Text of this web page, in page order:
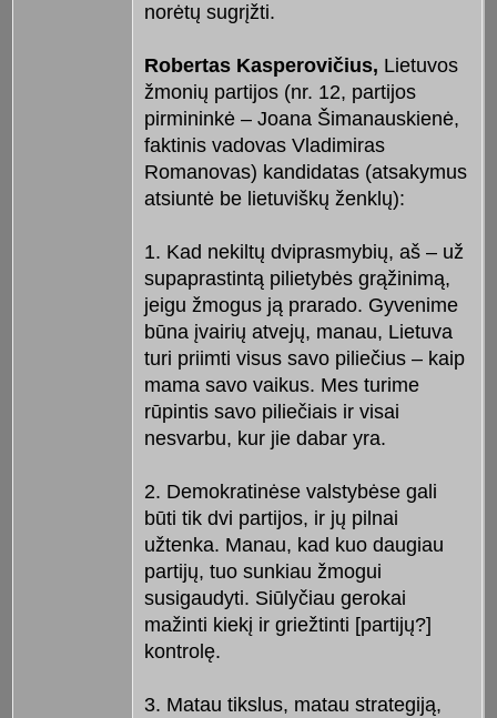
norėtų sugrįžti.
Robertas Kasperovičius, Lietuvos
žmonių partijos (nr. 12, partijos
pirmininkė – Joana Šimanauskienė,
faktinis vadovas Vladimiras
Romanovas) kandidatas (atsakymus
atsiuntė be lietuviškų ženklų):
1. Kad nekiltų dviprasmybių, aš – už
supaprastintą pilietybės grąžinimą,
jeigu žmogus ją prarado. Gyvenime
būna įvairių atvejų, manau, Lietuva
turi priimti visus savo piliečius – kaip
mama savo vaikus. Mes turime
rūpintis savo piliečiais ir visai
nesvarbu, kur jie dabar yra.
2. Demokratinėse valstybėse gali
būti tik dvi partijos, ir jų pilnai
užtenka. Manau, kad kuo daugiau
partijų, tuo sunkiau žmogui
susigaudyti. Siūlyčiau gerokai
mažinti kiekį ir griežtinti [partijų?]
kontrolę.
3. Matau tikslus, matau strategiją,